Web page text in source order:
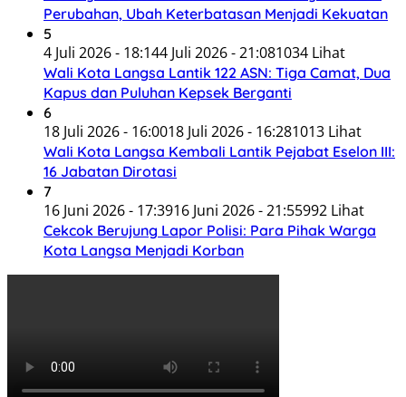
Perubahan, Ubah Keterbatasan Menjadi Kekuatan
5
4 Juli 2026 - 18:144 Juli 2026 - 21:081034 Lihat
Wali Kota Langsa Lantik 122 ASN: Tiga Camat, Dua
Kapus dan Puluhan Kepsek Berganti
6
18 Juli 2026 - 16:0018 Juli 2026 - 16:281013 Lihat
Wali Kota Langsa Kembali Lantik Pejabat Eselon III:
16 Jabatan Dirotasi
7
16 Juni 2026 - 17:3916 Juni 2026 - 21:55992 Lihat
Cekcok Berujung Lapor Polisi: Para Pihak Warga
Kota Langsa Menjadi Korban